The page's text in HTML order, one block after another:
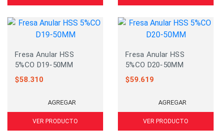
Fresa Anular HSS
5%CO D19-50MM
$58.310
AGREGAR
VER PRODUCTO
Fresa Anular HSS
5%CO D20-50MM
$59.619
AGREGAR
VER PRODUCTO